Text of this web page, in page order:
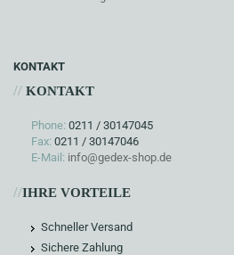
KONTAKT
// KONTAKT
Phone: 0211 / 30147045
Fax: 0211 / 30147046
E-Mail: info@gedex-shop.de
//IHRE VORTEILE
Schneller Versand
Sichere Zahlung